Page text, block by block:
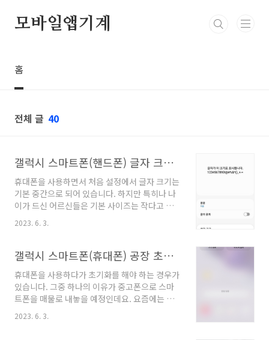
모바일앱기계
홈
전체 글 40
갤럭시 스마트폰(핸드폰) 글자 크기 조절(변경) 방법
휴대폰을 사용하면서 처음 설정에서 글자 크기는
기본 중간으로 되어 있습니다. 하지만 특히나 나
이가 드신 어르신들은 기본 사이즈는 작다고 느
끼는 분들이 많습니다. 그래서 갤럭시 스마트폰
에서는 글자의 크기를 조절할 수 있게끔 되어 있
드폰 어디에 기능이 숨어있는지 알지 못해 변경
화면을 통해 진입 방법 및 조절을 통해 설정을 변
경하는 방법에 대해서 알아보겠습니다. 알고 가
면 좋은 정보 👉 스마트폰 초기화 방법 👉 핸드
폰 블루투스 연결 및 해제 관리 방법 👉 갤럭시
2023. 6. 3.
갤럭시 스마트폰(휴대폰) 공장 초기화 초 간단 방법!
휴대폰을 사용하다가 초기화를 해야 하는 경우가
있습니다. 그중 하나의 이유가 중고폰으로 스마
트폰을 매물로 내놓을 예정인데요. 요즘에는 핸
드폰 자체에 공장 초기화 기능이 자체적으로 내
장이 되어 있습니다. 설정을 찾아 누르기만 하면
2023. 6. 3.